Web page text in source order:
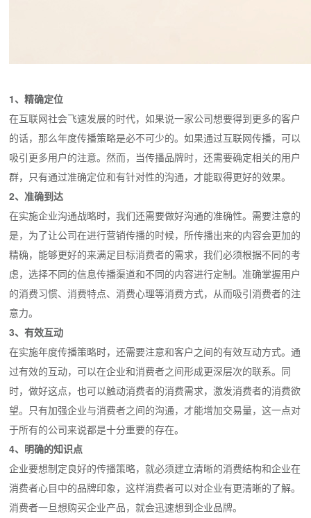
1、精确定位
在互联网社会飞速发展的时代，如果说一家公司想要得到更多的客户
的话，那么年度传播策略是必不可少的。如果通过互联网传播，可以
吸引更多用户的注意。然而，当传播品牌时，还需要确定相关的用户
群，只有通过准确定位和有针对性的沟通，才能取得更好的效果。
2、准确到达
在实施企业沟通战略时，我们还需要做好沟通的准确性。需要注意的
是，为了让公司在进行营销传播的时候，所传播出来的内容会更加的
精确，能够更好的来满足目标消费者的需求，我们必须根据不同的考
虑，选择不同的信息传播渠道和不同的内容进行定制。准确掌握用户
的消费习惯、消费特点、消费心理等消费方式，从而吸引消费者的注
意力。
3、有效互动
在实施年度传播策略时，还需要注意和客户之间的有效互动方式。通
过有效的互动，可以在企业和消费者之间形成更深层次的联系。同
时，做好这点，也可以触动消费者的消费需求，激发消费者的消费欲
望。只有加强企业与消费者之间的沟通，才能增加交易量，这一点对
于所有的公司来说都是十分重要的存在。
4、明确的知识点
企业要想制定良好的传播策略，就必须建立清晰的消费结构和企业在
消费者心目中的品牌印象，这样消费者可以对企业有更清晰的了解。
消费者一旦想购买企业产品，就会迅速想到企业品牌。